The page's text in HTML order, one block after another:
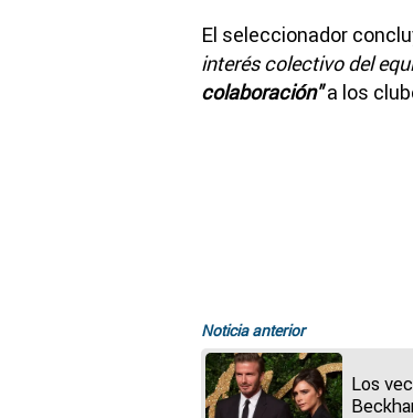
El seleccionador
interés colectivo del
colaboración"a los
Noticia anterior
Los